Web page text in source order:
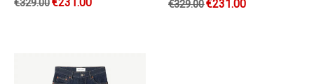
€329.00 €329.00€231.00